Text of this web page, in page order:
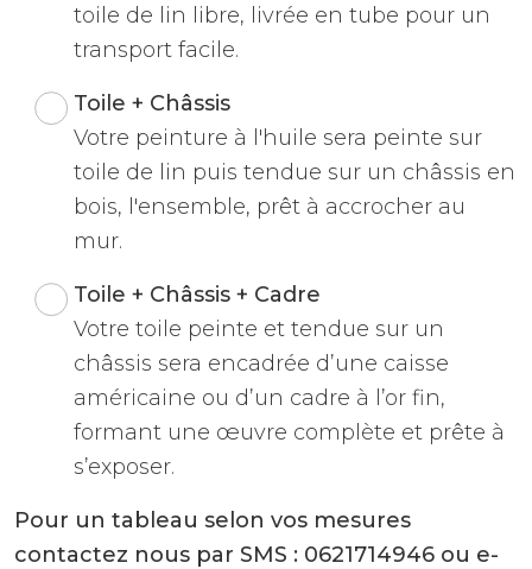
toile de lin libre, livrée en tube pour un
transport facile.
Toile + Châssis
Votre peinture à l'huile sera peinte sur
toile de lin puis tendue sur un châssis en
bois, l'ensemble, prêt à accrocher au
mur.
Toile + Châssis + Cadre
Votre toile peinte et tendue sur un
châssis sera encadrée d’une caisse
américaine ou d’un cadre à l’or fin,
formant une œuvre complète et prête à
s’exposer.
Pour un tableau selon vos mesures
contactez nous par SMS : 0621714946 ou e-